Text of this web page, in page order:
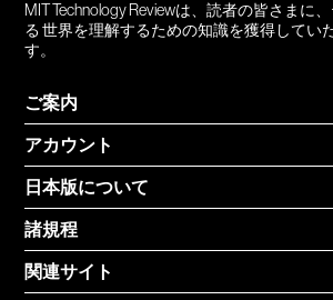
MIT Technology Reviewは、読者の皆さまに
る 世界を理解するための知識を獲得してい
す。
ご案内
アカウント
日本版について
諸規程
関連サイト